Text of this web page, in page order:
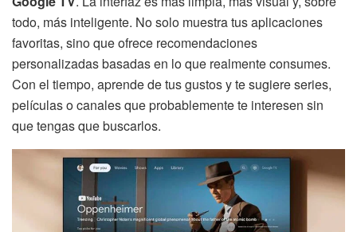
todo, más inteligente. No solo muestra tus aplicaciones
favoritas, sino que ofrece recomendaciones
personalizadas basadas en lo que realmente consumes.
Con el tiempo, aprende de tus gustos y te sugiere series,
películas o canales que probablemente te interesen sin
que tengas que buscarlos.